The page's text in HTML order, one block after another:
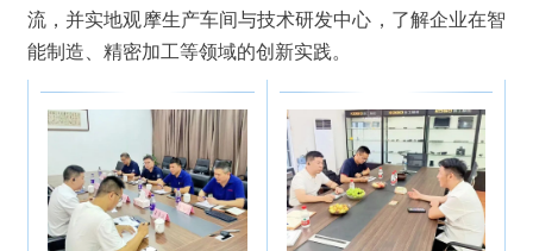
流，并实地观摩生产车间与技术研发中心，了解企业在智
能制造、精密加工等领域的创新实践。